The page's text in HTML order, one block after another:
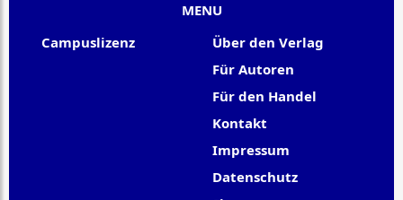
MENU
Campuslizenz
Über den Verlag
Für Autoren
Für den Handel
Kontakt
Impressum
Datenschutz